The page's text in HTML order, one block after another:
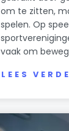
om te zitten,
spelen. Op
vaak om
LEES